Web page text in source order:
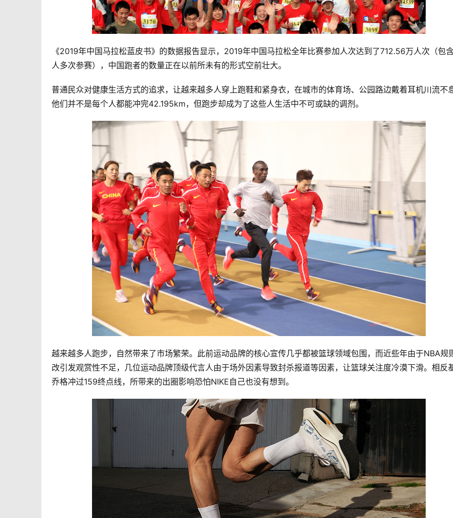
《2019年中国马拉松蓝皮书》的数据报告显示，2019年中国马拉松全年比赛参加人次达到了712.56万人次（包
人多次参赛），中国跑者的数量正在以前所未有的形式空前壮大。
普通民众对健康生活方式的追求，让越来越多人穿上跑鞋和紧身衣，在城市的体育场、公园路边戴着耳机川流不
他们并不是每个人都能冲完42.195km，但跑步却成为了这些人生活中不可或缺的调剂。
越来越多人跑步，自然带来了市场繁荣。此前运动品牌的核心宣传几乎都被篮球领域包围，而近些年由于NBA规
改引发观赏性不足，几位运动品牌顶级代言人由于场外因素导致封杀报道等因素，让篮球关注度冷漠下滑。相反
乔格冲过159终点线，所带来的出圈影响恐怕NIKE自己也没有想到。